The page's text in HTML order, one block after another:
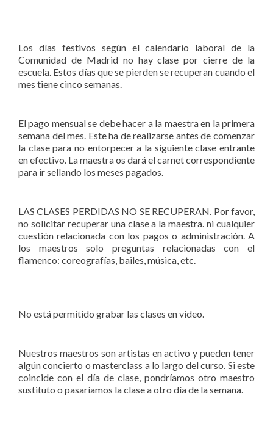
Los días festivos según el calendario laboral de la
Comunidad de Madrid no hay clase por cierre de la
escuela. Estos días que se pierden se recuperan cuando el
mes tiene cinco semanas.
El pago mensual se debe hacer a la maestra en la primera
semana del mes. Este ha de realizarse antes de comenzar
la clase para no entorpecer a la siguiente clase entrante
en efectivo. La maestra os dará el carnet correspondiente
para ir sellando los meses pagados.
LAS CLASES PERDIDAS NO SE RECUPERAN. Por favor,
no solicitar recuperar una clase a la maestra. ni cualquier
cuestión relacionada con los pagos o administración. A
los maestros solo preguntas relacionadas con el
flamenco: coreografías, bailes, música, etc.
No está permitido grabar las clases en video.
Nuestros maestros son artistas en activo y pueden tener
algún concierto o masterclass a lo largo del curso. Si este
coincide con el día de clase, pondríamos otro maestro
sustituto o pasaríamos la clase a otro día de la semana.